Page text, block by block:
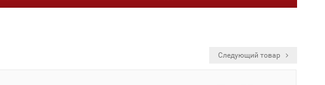
Следующий товар